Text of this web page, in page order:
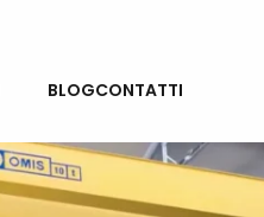
BLOGCONTATTI